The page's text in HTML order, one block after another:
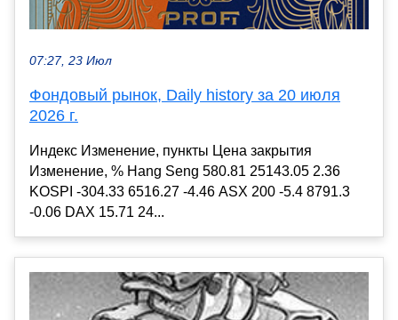
07:27, 23 Июл
Фондовый рынок, Daily history за 20 июля
2026 г.
Индекс Изменение, пункты Цена закрытия
Изменение, % Hang Seng 580.81 25143.05 2.36
KOSPI -304.33 6516.27 -4.46 ASX 200 -5.4 8791.3
-0.06 DAX 15.71 24...